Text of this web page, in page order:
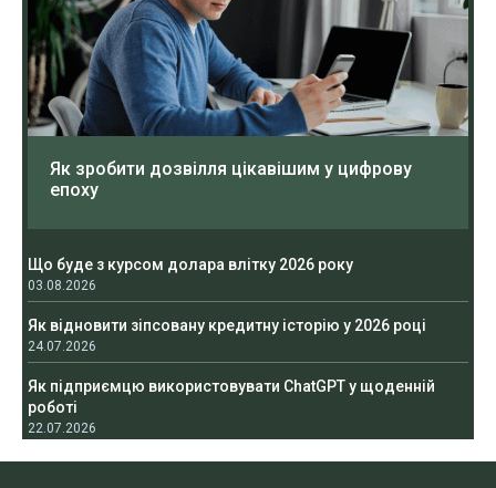
Як зробити дозвілля цікавішим у цифрову
епоху
Що буде з курсом долара влітку 2026 року
03.08.2026
Як відновити зіпсовану кредитну історію у 2026 році
24.07.2026
Як підприємцю використовувати ChatGPT у щоденній
роботі
22.07.2026